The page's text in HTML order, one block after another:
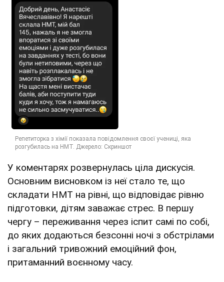
У коментарях розвернулась ціла дискусія.
Основним висновком із неї стало те, що
складати НМТ на рівні, що відповідає рівню
підготовки, дітям заважає стрес. В першу
чергу – переживання через іспит самі по собі,
до яких додаються безсонні ночі з обстрілами
і загальний тривожний емоційний фон,
притаманний воєнному часу.